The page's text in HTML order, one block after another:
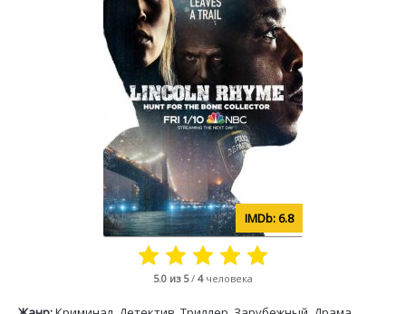
6.8
5.0 из 5/ 4 человека